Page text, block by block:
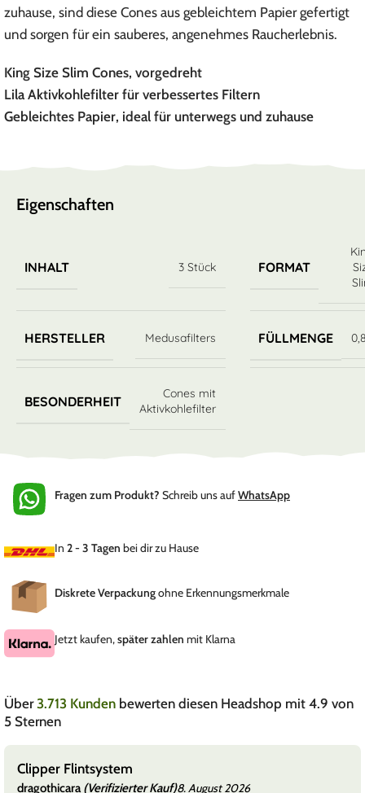
zuhause, sind diese Cones aus gebleichtem Papier gefertigt
und sorgen für ein sauberes, angenehmes Raucherlebnis.
King Size Slim Cones, vorgedreht
Lila Aktivkohlefilter für verbessertes Filtern
Gebleichtes Papier, ideal für unterwegs und zuhause
Eigenschaften
INHALT 3 Stück FORMAT
HERSTELLER Medusafilters FÜLLMENGE
BESONDERHEIT
Cones mit
Aktivkohlefilter
Fragen zum Produkt? Schreib uns aufWhatsApp
In 2 - 3 Tagen bei dir zu Hause
Diskrete Verpackungohne Erkennungsmerkmale
Jetzt kaufen,später zahlen mit Klarna
Über3.713 Kunden bewerten diesen Headshop mit 4.9 von
5 Sternen
Clipper Feuerzeuggas
dragothicara(Verifizierter Kauf)8. August 2026